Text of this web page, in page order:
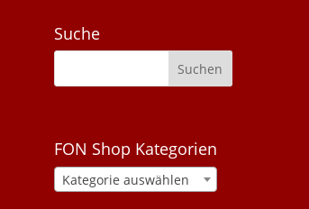
Suche
FON Shop Kategorien
Kategorie auswählen